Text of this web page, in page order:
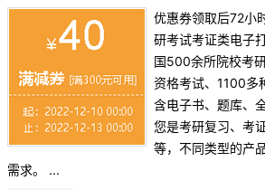
优惠券领取后72小
研考试考证类电子
国500余所院校考
资格考试、1100多
含电子书、题库、
您是考研复习、考
等，不同类型的产
需求。 ...